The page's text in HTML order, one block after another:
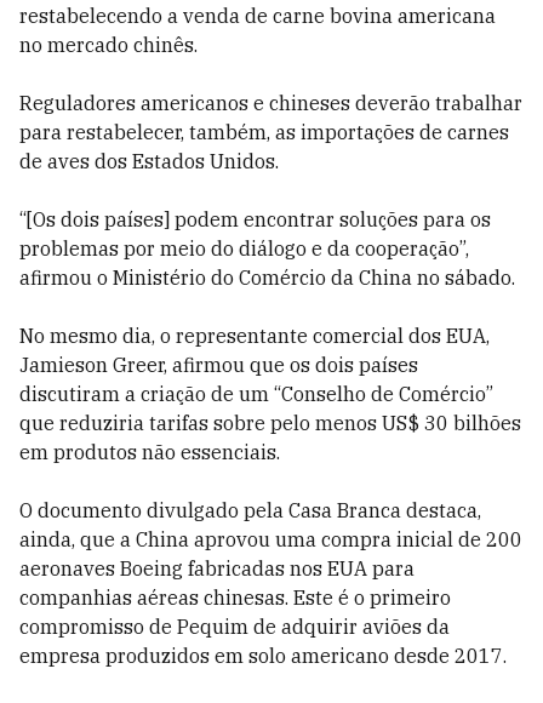
restabelecendo a venda de carne bovina americana
no mercado chinês.
Reguladores americanos e chineses deverão trabalhar
para restabelecer, também, as importações de carnes
de aves dos Estados Unidos.
“[Os dois países] podem encontrar soluções para os
problemas por meio do diálogo e da cooperação”,
afirmou o Ministério do Comércio da China no sábado.
No mesmo dia, o representante comercial dos EUA,
Jamieson Greer, afirmou que os dois países
discutiram a criação de um “Conselho de Comércio”
que reduziria tarifas sobre pelo menos US$ 30 bilhões
em produtos não essenciais.
O documento divulgado pela Casa Branca destaca,
ainda, que a China aprovou uma compra inicial de 200
aeronaves Boeing fabricadas nos EUA para
companhias aéreas chinesas. Este é o primeiro
compromisso de Pequim de adquirir aviões da
empresa produzidos em solo americano desde 2017.